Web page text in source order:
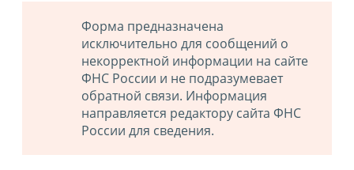
Форма предназначена
исключительно для сообщений о
некорректной информации на сайте
ФНС России и не подразумевает
обратной связи. Информация
направляется редактору сайта ФНС
России для сведения.